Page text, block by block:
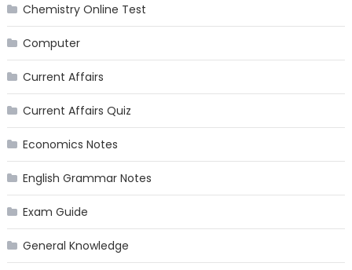
Chemistry Online Test
Computer
Current Affairs
Current Affairs Quiz
Economics Notes
English Grammar Notes
Exam Guide
General Knowledge